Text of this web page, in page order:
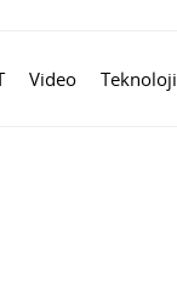
Video Teknoloji